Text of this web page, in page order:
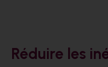
Réduire les